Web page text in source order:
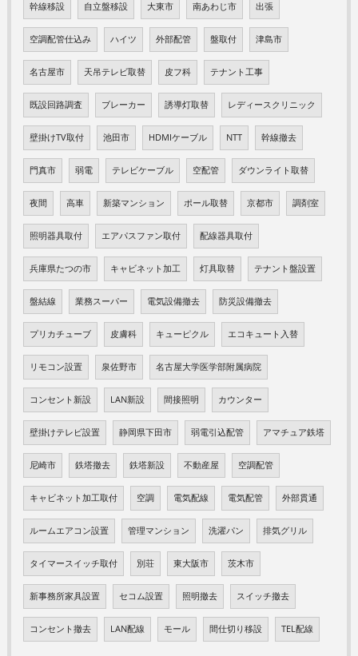
幹線移設 自立盤移設 大東市 南あわじ市 出張
空調配管仕込み ハイツ 外部配管 盤取付 津島市
名古屋市 天吊テレビ取替 皮フ科 テナント工事
既設回路調査 ブレーカー 誘導灯取替 レディースクリニック
壁掛けTV取付 池田市 HDMIケーブル NTT 幹線撤去
門真市 弱電 テレビケーブル 空配管 ダウンライト取替
夜間 高車 新築マンション ポール取替 京都市 調剤室
照明器具取付 エアパスファン取付 配線器具取付
兵庫県たつの市 キャビネット加工 灯具取替 テナント盤設置
盤結線 業務スーパー 電気設備撤去 防災設備撤去
プリカチューブ 皮膚科 キューピクル エコキュート入替
リモコン設置 泉佐野市 名古屋大学医学部附属病院
コンセント新設 LAN新設 間接照明 カウンター
壁掛けテレビ設置 静岡県下田市 弱電引込配管 アマチュア鉄塔
尼崎市 鉄塔撤去 鉄塔新設 不動産屋 空調配管
キャビネット加工取付 空調 電気配線 電気配管 外部貫通
ルームエアコン設置 管理マンション 洗濯パン 排気グリル
タイマースイッチ取付 別荘 東大阪市 茨木市
新事務所家具設置 セコム設置 照明撤去 スイッチ撤去
コンセント撤去 LAN配線 モール 間仕切り移設 TEL配線